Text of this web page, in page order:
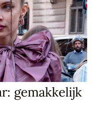
gemakkelijk